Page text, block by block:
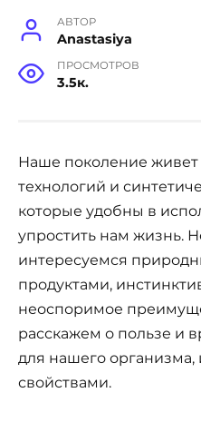
АВТОР
Anastasiya
ПРОСМОТРОВ
3.5к.
Наше поколение живет
технологий и
которые удобны в
упростить нам жизнь.
интересуемся
продуктами,
неоспоримое
расскажем о пользе и
для нашего организма,
свойствами.